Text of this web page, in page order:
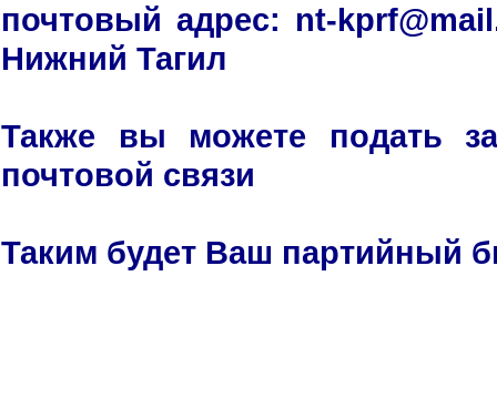
почтовый адрес: nt-
Нижний Тагил
Также вы можете подать
почтовой связи
Таким будет Ваш партийный